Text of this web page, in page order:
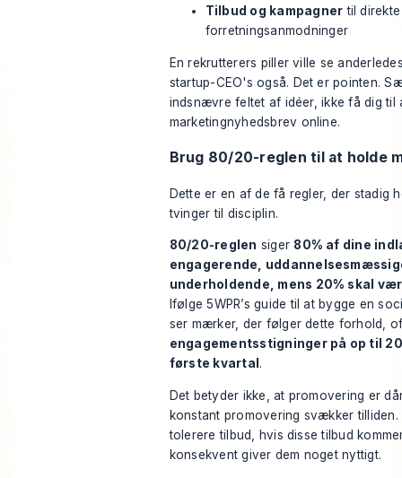
Tilbud og kampagner til direkte
forretningsanmodninger
En rekrutterers piller ville se
startup-CEO's også. Det er pointen.
indsnævre feltet af idéer, ikke få dig til
marketingnyhedsbrev online.
Brug 80/20-reglen til at holde
Dette er en af de få regler, der stadig
tvinger til disciplin.
80/20-reglen siger 80% af dine
engagerende,
underholdende, mens 20% skal
Ifølge5WPR’s guide til at bygge en
ser mærker, der følger dette forhold,
engagementsstigninger på op til
første kvartal .
Det betyder ikke, at promovering er
konstant promovering svækker tilliden.
tolerere tilbud, hvis disse tilbud
konsekvent giver dem noget nyttigt.